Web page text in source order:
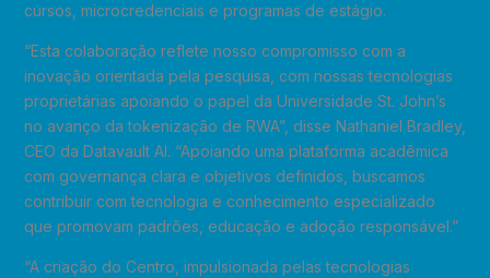
cursos, microcredenciais e programas de estágio.
“Esta colaboração reflete nosso compromisso com a
inovação orientada pela pesquisa, com nossas tecnologias
proprietárias apoiando o papel da Universidade St. John’s
no avanço da tokenização de RWA”, disse Nathaniel Bradley,
CEO da Datavault AI. “Apoiando uma plataforma acadêmica
com governança clara e objetivos definidos, buscamos
contribuir com tecnologia e conhecimento especializado
que promovam padrões, educação e adoção responsável.”
“A criação do Centro, impulsionada pelas tecnologias